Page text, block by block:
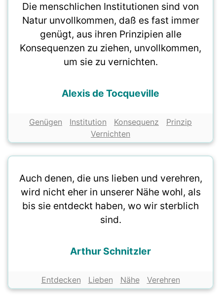
Die menschlichen Institutionen sind von
Natur unvollkommen, daß es fast immer
genügt, aus ihren Prinzipien alle
Konsequenzen zu ziehen, unvollkommen,
um sie zu vernichten.
Alexis de Tocqueville
Genügen Institution Konsequenz
Prinzip
Vernichten
Auch denen, die uns lieben und verehren,
wird nicht eher in unserer Nähe wohl, als
bis sie entdeckt haben, wo wir sterblich
sind.
Arthur Schnitzler
Entdecken Lieben Nähe Verehren